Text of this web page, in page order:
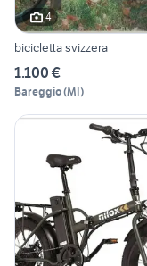
4
bicicletta svizzera
1.100 €
Bareggio(MI)